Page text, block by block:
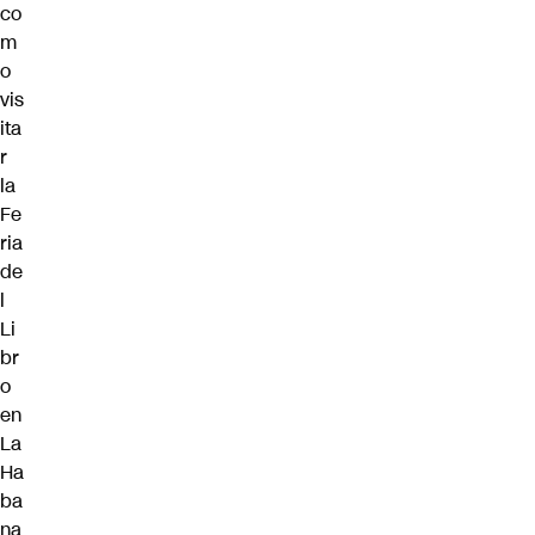
co
m
o
vis
ita
r
la
Fe
ria
de
l
Li
br
o
en
La
Ha
ba
na